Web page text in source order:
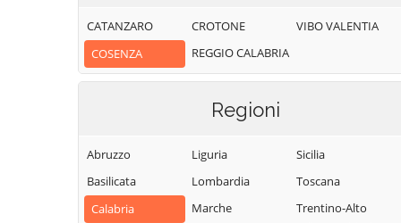
Belmonte
Calabro
Belsito
Bianchi
Bisignano
Bocchigliero
Piemontese
Lago
Laino Castello
Albanese
San Demetrio
Corone
San Fili
San Giorgio
Albanese
CATANZARO
COSENZA
CROTONE
REGGIO CALABRIA
VIBO VALENTIA
Regioni
Abruzzo
Basilicata
Calabria
Liguria
Lombardia
Marche
Sicilia
Toscana
Trentino-Alto